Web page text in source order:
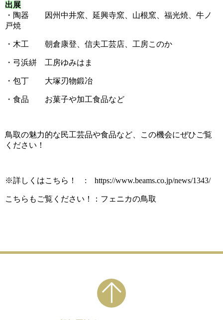
出展
・陶器 因州中井窯、延興寺窯、山根窯、福光焼、牛ノ
戸焼
・木工 朝倉康登、信夫工芸店、工房このか
・弓浜絣 工房ゆみはま
・包丁 大塚刃物鍛冶
・食品 お菓子や加工食品など
鳥取の魅力的な民工芸品や食品など、この機会にぜひご覧
ください！
※詳しくはこちら！ : https://www.beams.co.jp/news/1343/
こちらもご覧ください！： フェニカの鳥取